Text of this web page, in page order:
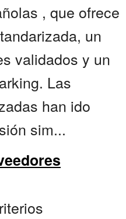
, que ofrece
un
validados y un
Las
han ido
sim...